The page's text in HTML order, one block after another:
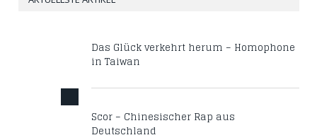
Das Glück verkehrt herum – Homophone
in Taiwan
Scor – Chinesischer Rap aus
Deutschland